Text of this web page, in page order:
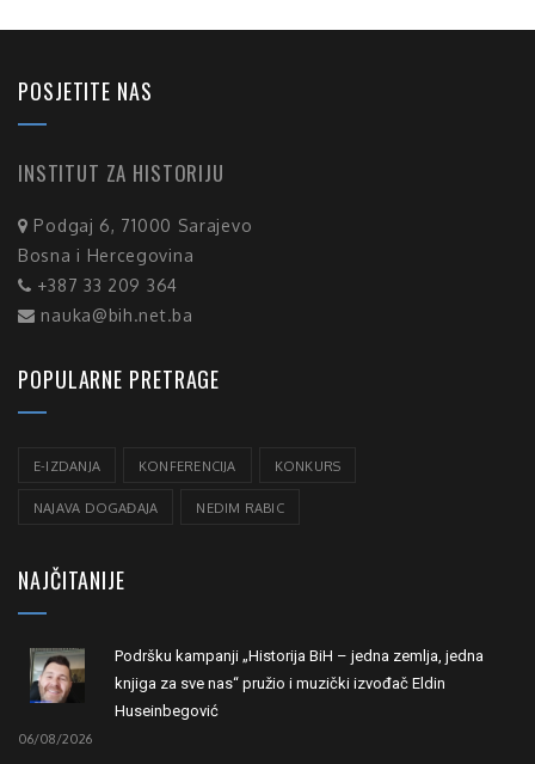
POSJETITE NAS
INSTITUT ZA HISTORIJU
Podgaj 6, 71000 Sarajevo
Bosna i Hercegovina
+387 33 209 364
nauka@bih.net.ba
POPULARNE PRETRAGE
E-IZDANJA KONFERENCIJA KONKURS
NAJAVA DOGAĐAJA NEDIM RABIC
NAJČITANIJE
Podršku kampanji „Historija BiH – jedna zemlja, jedna
knjiga za sve nas“ pružio i muzički izvođač Eldin
Huseinbegović
06/08/2026